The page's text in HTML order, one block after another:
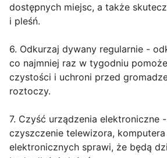
dostępnych miejsc, a także
i pleśń.
6. Odkurzaj dywany regularnie -
co najmniej raz w tygodniu
czystości i uchroni przed
roztoczy.
7. Czyść urządzenia elektroniczne
czyszczenie telewizora,
elektronicznych sprawi, że będą